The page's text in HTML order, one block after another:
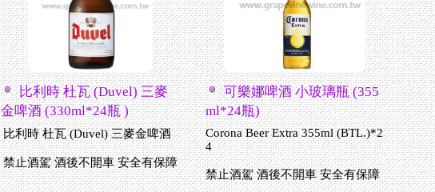
比利時 杜瓦 (Duvel) 三麥
金啤酒 (330ml*24瓶 )
比利時 杜瓦 (Duvel) 三麥金啤酒
禁止酒駕 酒後不開車 安全有保障
可樂娜啤酒 小玻璃瓶 (355
ml*24瓶)
Corona Beer Extra 355ml (BTL.)*2
4
禁止酒駕 酒後不開車 安全有保障